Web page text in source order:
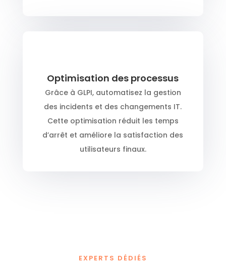
Optimisation des processus
Grâce à GLPI, automatisez la gestion
des incidents et des changements IT.
Cette optimisation réduit les temps
d’arrêt et améliore la satisfaction des
utilisateurs finaux.
EXPERTS DÉDIÉS